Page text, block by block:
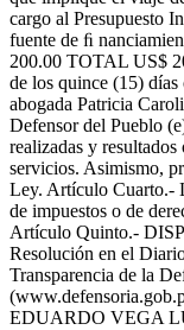
cargo al Presupuesto
fuente de ﬁ
200.00 TOTAL US$
de los quince (15) días
abogada Patricia
Defensor del Pueblo
realizadas y
servicios. Asimismo,
Ley. Artículo Cuarto.-
de impuestos o de
Artículo Quinto.-
Resolución en el
Transparencia de la
EDUARDO VEGA